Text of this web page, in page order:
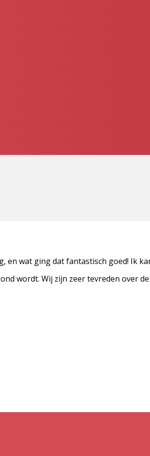
wat ging dat fantastisch goed! Ik
wordt. Wij zijn zeer tevreden over